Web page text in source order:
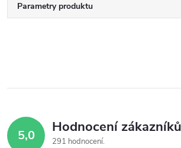
Parametry produktu
5,0 Hodnocení zákazníků
291 hodnocení